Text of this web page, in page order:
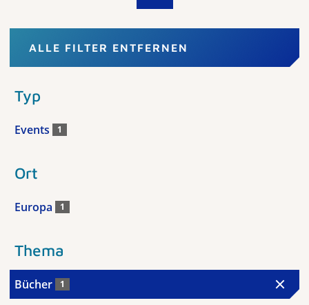
ALLE FILTER ENTFERNEN
Typ
Events 1
Ort
Europa 1
Thema
Bücher 1